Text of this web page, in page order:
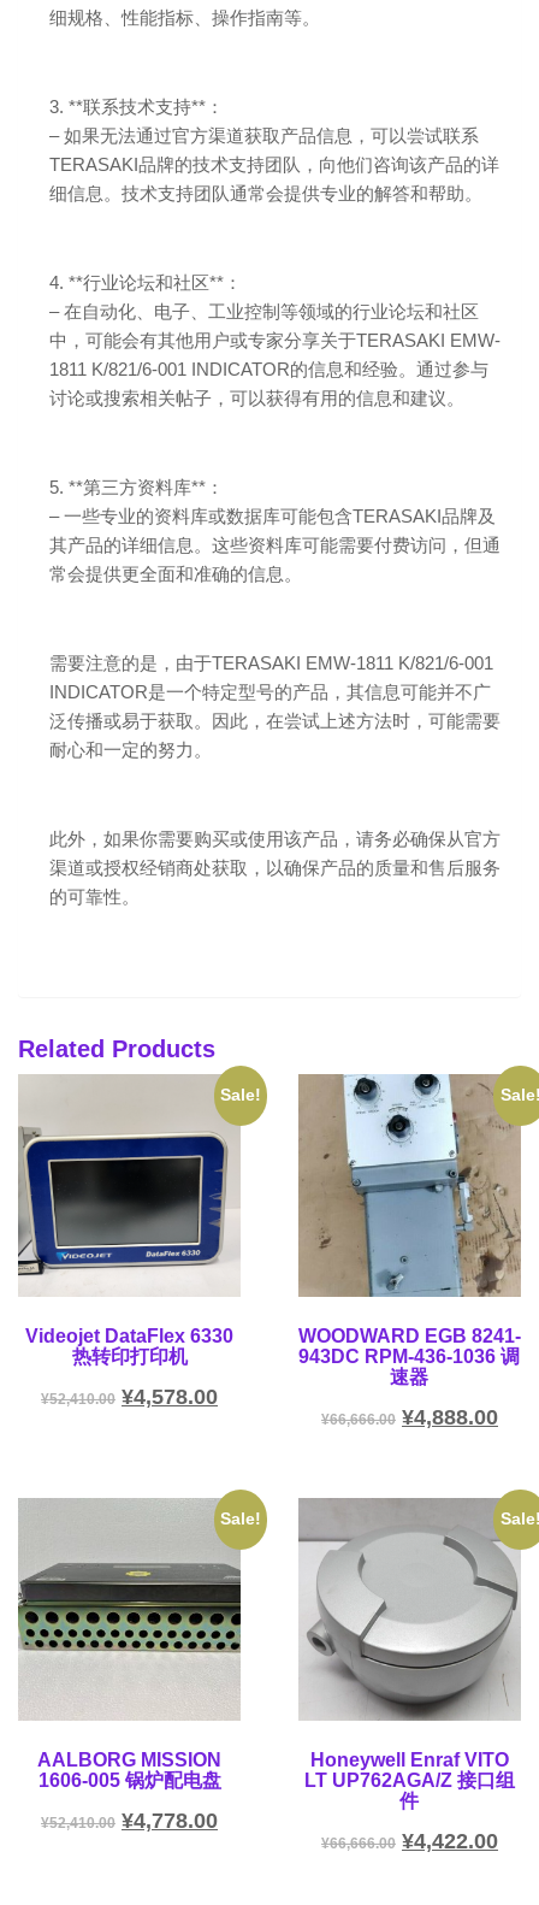
细规格、性能指标、操作指南等。
3. **联系技术支持**：
– 如果无法通过官方渠道获取产品信息，可以尝试联系
TERASAKI品牌的技术支持团队，向他们咨询该产品的详
细信息。技术支持团队通常会提供专业的解答和帮助。
4. **行业论坛和社区**：
– 在自动化、电子、工业控制等领域的行业论坛和社区
中，可能会有其他用户或专家分享关于TERASAKI EMW-
1811 K/821/6-001 INDICATOR的信息和经验。通过参与
讨论或搜索相关帖子，可以获得有用的信息和建议。
5. **第三方资料库**：
– 一些专业的资料库或数据库可能包含TERASAKI品牌及
其产品的详细信息。这些资料库可能需要付费访问，但通
常会提供更全面和准确的信息。
需要注意的是，由于TERASAKI EMW-1811 K/821/6-001
INDICATOR是一个特定型号的产品，其信息可能并不广
泛传播或易于获取。因此，在尝试上述方法时，可能需要
耐心和一定的努力。
此外，如果你需要购买或使用该产品，请务必确保从官方
渠道或授权经销商处获取，以确保产品的质量和售后服务
的可靠性。
Related Products
Sale!
Videojet DataFlex 6330
热转印打印机
¥52,410.00 ¥4,578.00
WOODWARD EGB 8241-
943DC RPM-436-1036 调
速器
¥66,666.00 ¥4,888.00
Sale!
AALBORG MISSION
1606-005 锅炉配电盘
¥52,410.00 ¥4,778.00
Honeywell Enraf VITO
LT UP762AGA/Z 接口组
件
¥66,666.00 ¥4,422.00